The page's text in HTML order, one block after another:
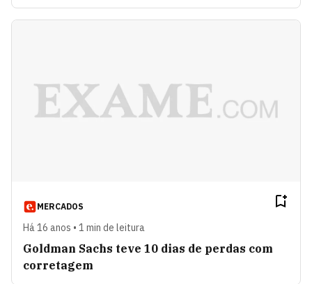
MERCADOS
Há 16 anos • 1 min de leitura
Goldman Sachs teve 10 dias de perdas com
corretagem